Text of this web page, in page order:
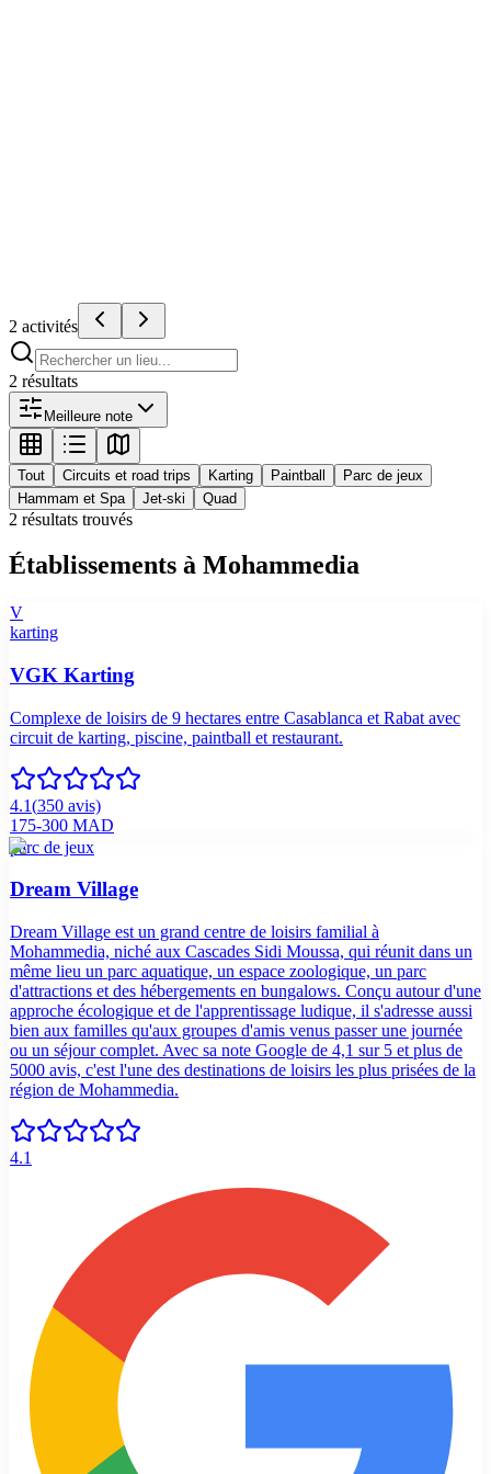
2 activités
2 résultats
Meilleure note
Tout Circuits et road trips Karting Paintball
Parc de jeux
Hammam et Spa
Jet-ski Quad
2 résultats trouvés
Établissements à Mohammedia
V
karting
VGK Karting
Complexe de loisirs de 9 hectares entre Casablanca et Rabat avec
circuit de karting, piscine, paintball et restaurant.
4.1(350 avis)
175-300 MAD
parc de jeux
Dream Village
Dream Village est un grand centre de loisirs familial à
Mohammedia, niché aux Cascades Sidi Moussa, qui réunit dans un
même lieu un parc aquatique, un espace zoologique, un parc
d'attractions et des hébergements en bungalows. Conçu autour d'une
approche écologique et de l'apprentissage ludique, il s'adresse aussi
bien aux familles qu'aux groupes d'amis venus passer une journée
ou un séjour complet. Avec sa note Google de 4,1 sur 5 et plus de
5000 avis, c'est l'une des destinations de loisirs les plus prisées de la
région de Mohammedia.
4.1